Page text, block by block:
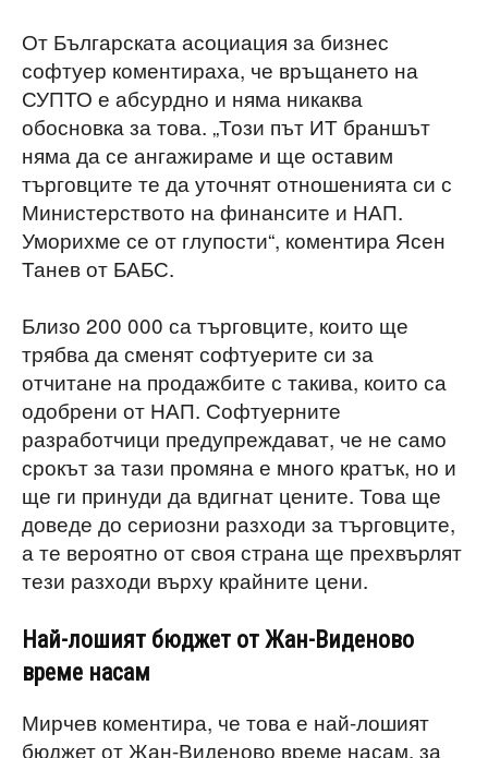
От Българската асоциация за бизнес
софтуер коментираха, че връщането на
СУПТО е абсурдно и няма никаква
обосновка за това. „Този път ИТ браншът
няма да се ангажираме и ще оставим
търговците те да уточнят отношенията си с
Министерството на финансите и НАП.
Уморихме се от глупости“, коментира Ясен
Танев от БАБС.
Близо 200 000 са търговците, които ще
трябва да сменят софтуерите си за
отчитане на продажбите с такива, които са
одобрени от НАП. Софтуерните
разработчици предупреждават, че не само
срокът за тази промяна е много кратък, но и
ще ги принуди да вдигнат цените. Това ще
доведе до сериозни разходи за търговците,
а те вероятно от своя страна ще прехвърлят
тези разходи върху крайните цени.
Най-лошият бюджет от Жан-Виденово
време насам
Мирчев коментира, че това е най-лошият
бюджет от Жан-Виденово време насам, за